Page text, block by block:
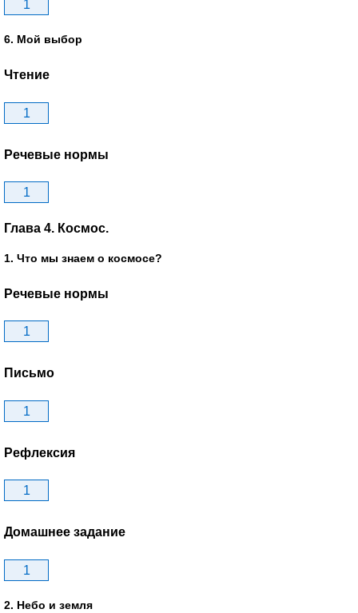
1
6. Мой выбор
Чтение
1
Речевые нормы
1
Глава 4. Космос.
1. Что мы знаем о космосе?
Речевые нормы
1
Письмо
1
Рефлексия
1
Домашнее задание
1
2. Небо и земля